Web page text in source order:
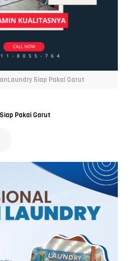
Siap Pakai Garut
Pakai Garut